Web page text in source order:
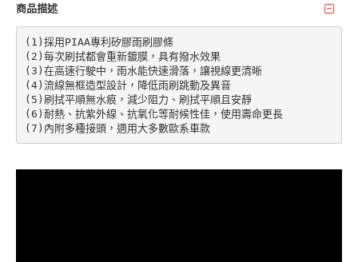
商品描述
(1)採用PIAA專利矽膠雨刷膠條
(2)每次刷拭都會重新鍍膜，具有撥水效果
(3)在高速行駛中，雨水能快速滑落，讓視線更清晰
(4)流線無框造型設計，降低雨刷跳動及異音
(5)刷拭平順無水痕，減少阻力、刷拭平順且安靜
(6)耐熱、抗紫外線、抗氧化等耐候性佳，使用壽命更長
(7)內附多種接頭，適用大多數歐系車款